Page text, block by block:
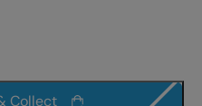
Collect